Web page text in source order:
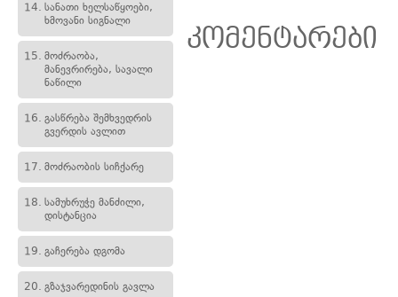
14. სანათი ხელსაწყოები,
ხმოვანი სიგნალი
15. მოძრაობა,
მანევრირება, სავალი
ნაწილი
16. გასწრება შემხვედრის
გვერდის ავლით
17. მოძრაობის სიჩქარე
18. სამუხრუჭე მანძილი,
დისტანცია
19. გაჩერება დგომა
20. გზაჯვარედინის გავლა
კომენტარები